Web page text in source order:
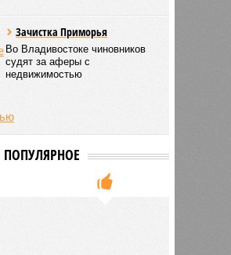
Зачистка Приморья
Во Владивостоке чиновников
судят за аферы с
недвижимостью
ПОПУЛЯРНОЕ